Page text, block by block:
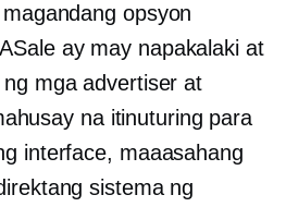
opsyon
ay may napakalaki at
mga advertiser at
na itinuturing para
interface, maaasahang
sistema ng